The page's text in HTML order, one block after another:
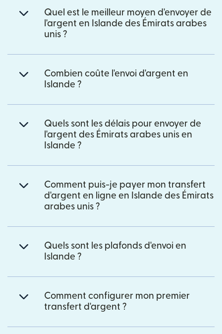
Quel est le meilleur moyen d'envoyer de
l'argent en Islande des Émirats arabes
unis ?
Combien coûte l'envoi d'argent en
Islande ?
Quels sont les délais pour envoyer de
l'argent des Émirats arabes unis en
Islande ?
Comment puis-je payer mon transfert
d'argent en ligne en Islande des Émirats
arabes unis ?
Quels sont les plafonds d'envoi en
Islande ?
Comment configurer mon premier
transfert d'argent ?